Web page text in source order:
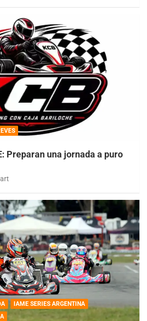
Preparan una jornada a puro
IAME SERIES ARGENTINA